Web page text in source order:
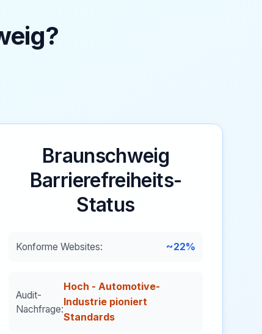
?
Braunschweig
Barrierefreiheits-
Status
Konforme Websites: ~22%
Audit-
Nachfrage:
Hoch - Automotive-
Industrie pioniert
Standards